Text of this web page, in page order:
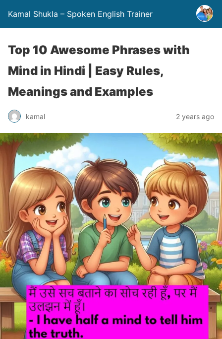
Kamal Shukla – Spoken English Trainer
Top 10 Awesome Phrases with
Mind in Hindi | Easy Rules,
Meanings and Examples
kamal 2 years ago